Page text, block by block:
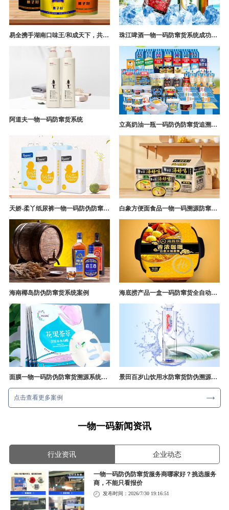
易全携手湖南口味王/和成天下，共构槟榔一袋一码防伪防窜货营销系统 珠江啤酒一物一码防窜货系统成功案例
阿道夫一物一码防窜货系统
立高奶油一瓶一码防伪防窜货追溯系统解决方案
天娇-柔丫纸尿裤一物一码防伪防窜货追溯系统案例 白象方便面食品一物一码溯源防窜货解决方案
海南椰岛防伪防窜货系统案例 海底捞产品一盒一码防窜货全自动产线追溯方案
面膜一物一码防伪防窜货溯源系统开发 景田百岁山饮用水防窜货防伪溯源成功案例
点击查看更多案例
一物一码新闻资讯
行业资讯 企业动态
一物一码防伪防窜货服务商哪家好？挑选服务
商，不能只看报价
发布时间：2026/7/30 19:16:51